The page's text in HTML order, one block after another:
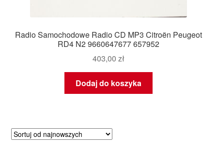
Radio Samochodowe Radio CD MP3 Citroën Peugeot
RD4 N2 9660647677 657952
403,00 zł
Dodaj do koszyka